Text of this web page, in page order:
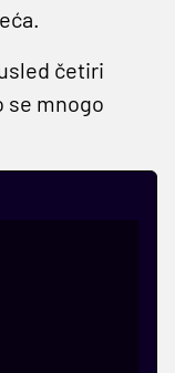
četiri
se mnogo